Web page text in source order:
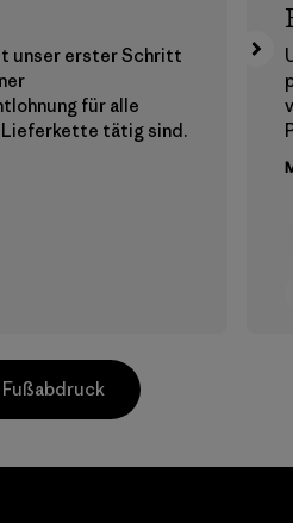
unser erster Schritt
für alle
Lieferkette tätig sind.
Fußabdruck